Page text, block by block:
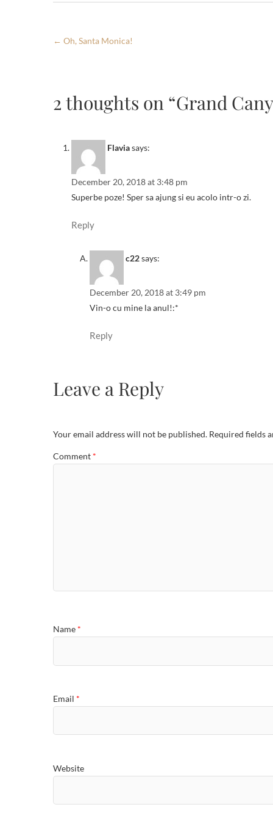
o
p
← Oh, Santa Monica!
2 thoughts on “Grand
Flaviasays:
December 20, 2018 at 3:48 pm
Superbe poze! Sper sa ajung si eu acolo intr-o zi.
Reply
c22says:
December 20, 2018 at 3:49 pm
Vin-o cu mine la anul!:*
Reply
Leave a Reply
Your email address will not be published. Required fields
Comment *
Name *
Email *
Website